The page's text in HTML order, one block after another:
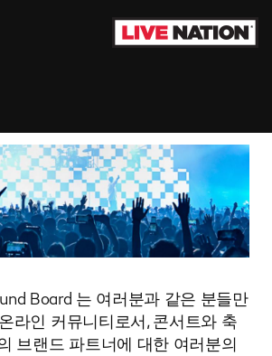
Board 는 여러분과 같은 분들만
라인 커뮤니티로서, 콘서트와 축
브랜드 파트너에 대한 여러분의